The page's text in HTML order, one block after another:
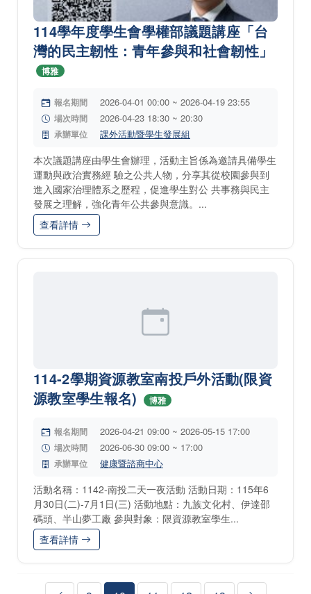
114學年度學生會學權部議題講座「台
灣的民主韌性：青年參與和社會韌性」
博雅
報名期間 2026-04-01 00:00 ~ 2026-04-19 23:55
場次時間 2026-04-23 18:30 ~ 20:30
承辦單位 課外活動暨學生發展組
本次議題講座由學生會辦理，活動主旨係為邀請具備學生
運動與政治實務經 驗之公共人物，分享其從校園參與到
進入國家治理體系之歷程，促進學生對公 共事務與民主
發展之理解，強化青年公共參與意識。...
查看詳情
114-2學期資源教室南投戶外活動(限資
源教室學生報名)
博雅
報名期間 2026-04-21 09:00 ~ 2026-05-15 17:00
場次時間 2026-06-30 09:00 ~ 17:00
承辦單位 健康暨諮商中心
活動名稱：1142-南投二天一夜活動 活動日期：115年6
月30日(二)-7月1日(三) 活動地點：九族文化村、伊達邵
碼頭、半山夢工廠 參與對象：限資源教室學生...
查看詳情